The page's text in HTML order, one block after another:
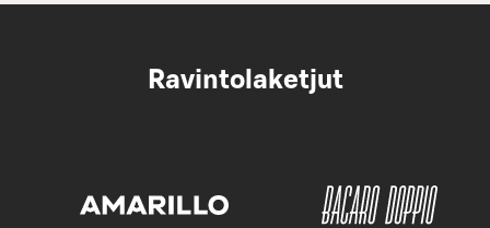
Ravintolaketjut